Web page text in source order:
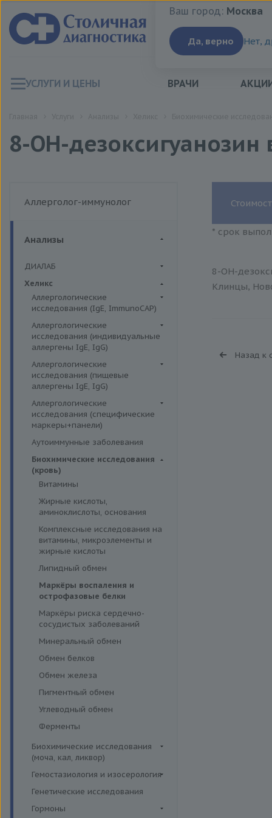
Ваш город:Москва
Ваш город: Москва
Да, верно Нет,
УСЛУГИ И ЦЕНЫ ВРАЧИ
8-ОН-дезоксигуанозин
Аллерголог-иммунолог
Анализы
ДИАЛАБ
Биохимия крови
Хеликс
Аллергологические
исследования (IgE, ImmunoCAP)
Аллергены животных
Аллергены пыльцы
Бытовые аллергены
Пищевые аллегрены
Аллергологические
исследования (индивидуальные
аллергены IgE, IgG)
Аллергены гельминтов IgE
Аллергены деревьев IgE, IgG
Аллергены металлов IgE
Аллергены сорных трав IgE
Аллергены трав IgE
Бытовые аллергены IgE, IgG
Инсектные аллергены IgE
Лекарственные аллергены IgE,
IgG
Прочие аллергены IgE, IgG
Аллергологические
исследования (пищевые
аллергены IgE, IgG)
Пищевые аллегрены IgE
Пищевые аллегрены IgG
Аллергологические
исследования (специфические
маркеры+панели)
Неспецифические маркеры
аллергических реакций
Определение специфических
иммуноглобулинов класса G
иммуноглобулинов класса Е
Прогнозирование
эффективности АСИТ
Симптомные профили
Скрининговые исследования
Аутоиммунные заболевания
Биохимические исследования
(кровь)
Витамины
Жирные кислоты,
аминоклислоты, основания
Комплексные исследования на
витамины, микроэлементы и
жирные кислоты
Липидный обмен
Маркёры воспаления и
острофазовые белки
Маркёры риска сердечно-
сосудистых заболеваний
Минеральный обмен
Обмен белков
Обмен железа
Пигментный обмен
Углеводный обмен
Ферменты
Биохимические исследования
(моча, кал, ликвор)
Ликвор
Гемостазиология и изосерология
Гемостазиология
Иммуногематология
Генетические исследования
Гормоны
* срок
8-ОН-
Клинцы,
Назад к